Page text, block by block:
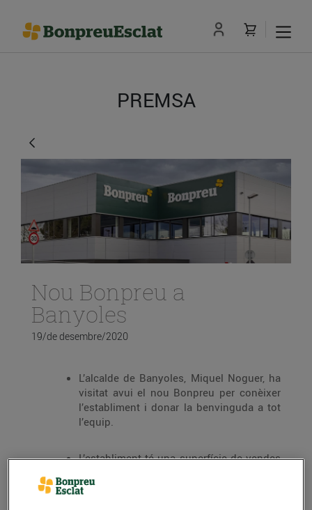
PREMSA
Nou Bonpreu a
Banyoles
19/de desembre/2020
L’alcalde de Banyoles, Miquel Noguer, ha
visitat avui el nou Bonpreu per conèixer
l’establiment i donar la benvinguda a tot
l’equip.
L’establiment té una superfície de vendes
suposat una inversió de 8,7 milions